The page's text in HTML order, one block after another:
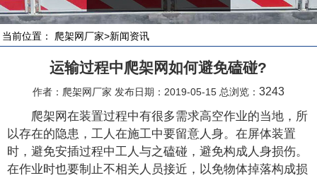
当前位置： 爬架网厂家>新闻资讯
运输过程中爬架网如何避免磕碰?
作者：爬架网厂家 发布日期：2019-05-15 总浏览： 3243
爬架网在装置过程中有很多需求高空作业的当地，所
以存在的隐患，工人在施工中要留意人身。在屏体装置
时，避免安插过程中工人与之磕碰，避免构成人身损伤。
在作业时也要制止不相关人员接近，以免物体掉落构成损